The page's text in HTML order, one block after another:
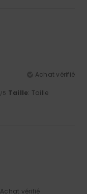
Achat vérifié
/5 Taille: Taille
Achat vérifié